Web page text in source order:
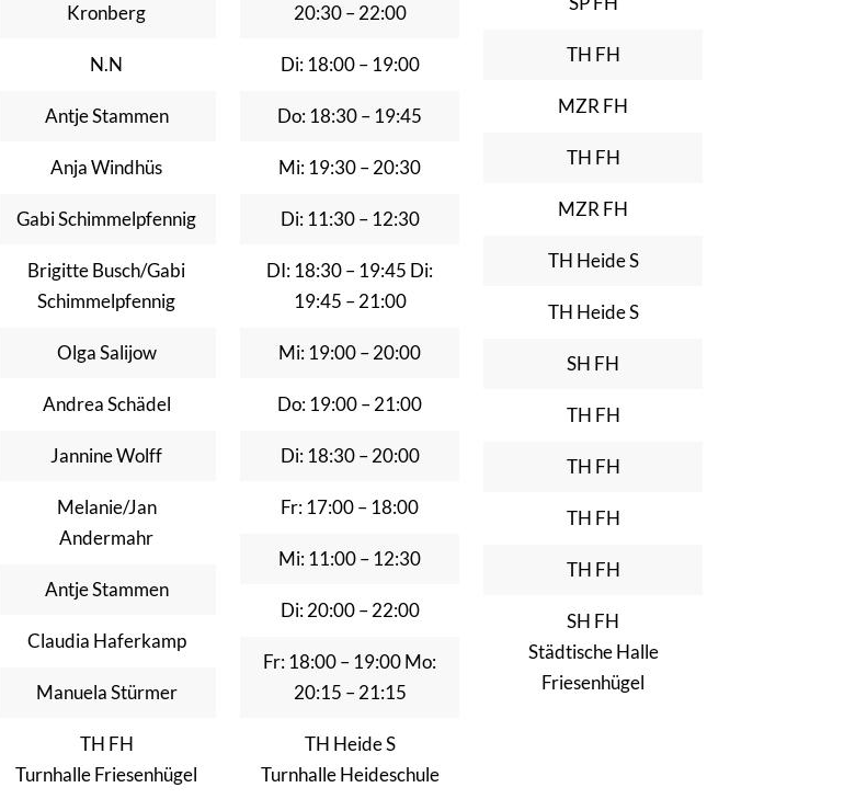
Kronberg
N.N
Antje Stammen
Anja Windhüs
Gabi Schimmelpfennig
Brigitte Busch/Gabi
Schimmelpfennig
Olga Salijow
Andrea Schädel
Jannine Wolff
Melanie/Jan
Andermahr
Antje Stammen
Claudia Haferkamp
Manuela Stürmer
TH FH
Turnhalle Friesenhügel
20:30 – 22:00
Di: 18:00 – 19:00
Do: 18:30 – 19:45
Mi: 19:30 – 20:30
Di: 11:30 – 12:30
DI: 18:30 – 19:45 Di:
19:45 – 21:00
Mi: 19:00 – 20:00
Do: 19:00 – 21:00
Di: 18:30 – 20:00
Fr: 17:00 – 18:00
Mi: 11:00 – 12:30
Di: 20:00 – 22:00
Fr: 18:00 – 19:00 Mo:
20:15 – 21:15
TH Heide S
Turnhalle Heideschule
TH FH
MZR FH
TH FH
MZR FH
TH Heide S
TH Heide S
SH FH
TH FH
TH FH
TH FH
TH FH
SH FH
Städtische Halle
Friesenhügel